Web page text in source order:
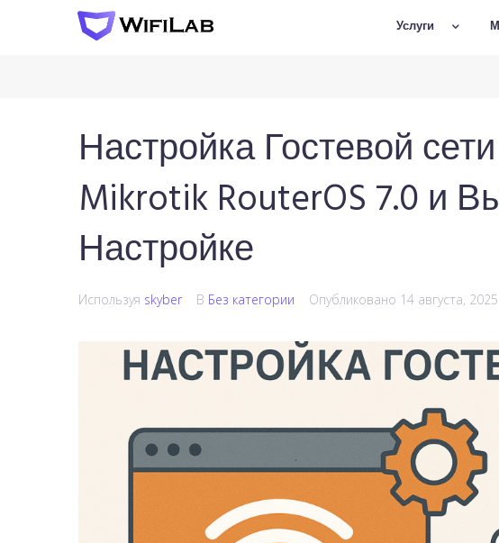
Услуги
Настройка Гостевой
Mikrotik RouterOS 7.0 и
Настройке
Используя skyber В Без категории Опубликовано 14 августа, 2025